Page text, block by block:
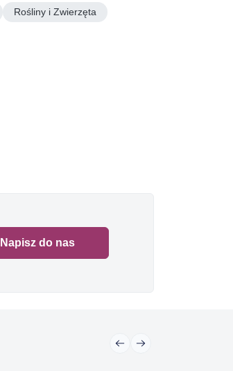
Rośliny i Zwierzęta
Napisz do nas